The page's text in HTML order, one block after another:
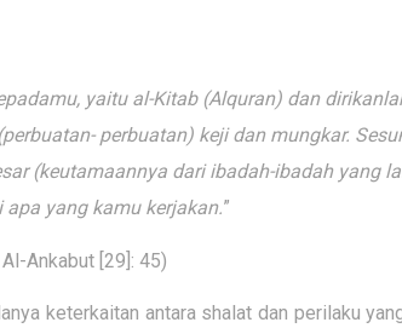
yaitu al-Kitab (Alquran) dan
perbuatan) keji dan mungkar.
(keutamaannya dari ibadah-ibadah yang
apa yang kamu kerjakan.”
Al-Ankabut [29]: 45)
keterkaitan antara shalat dan perilaku